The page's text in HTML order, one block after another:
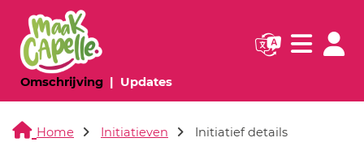
Omschrijving(huidige pagina)
Updates(huidige pagina)
Navigatie
Home Initiatieven Initiatief details